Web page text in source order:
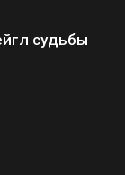
судьбы